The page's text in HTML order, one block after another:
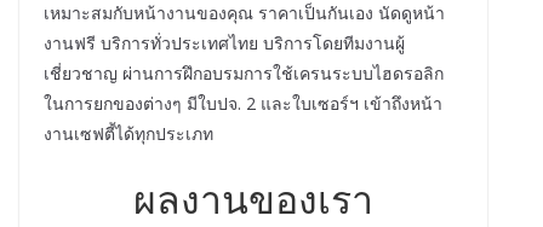
เหมาะสมกับหน้างานของคุณ ราคาเป็นกันเอง นัดดูหน้า
งานฟรี บริการทั่วประเทศไทย บริการโดยทีมงานผู้
เชี่ยวชาญ ผ่านการฝึกอบรมการใช้เครนระบบไฮดรอลิก
ในการยกของต่างๆ มีใบปจ. 2 และใบเซอร์ฯ เข้าถึงหน้า
งานเซฟตี้ได้ทุกประเภท
ผลงานของเรา